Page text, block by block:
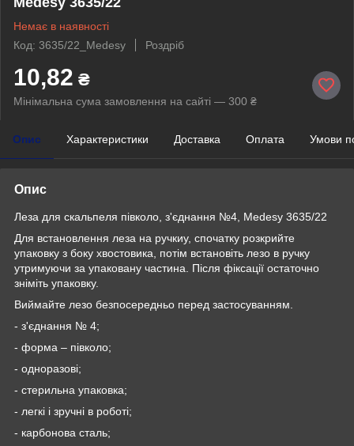
Немає в наявності
Код: 3635/22_Medesy
Роздріб
10,82 ₴
Мінімальна сума замовлення на сайті — 300 ₴
Опис Характеристики Доставка Оплата Умови
Опис
Леза для скальпеля півколо, з'єднання №4, Medesy 3635/22
Для встановлення леза на ручкиу, спочатку розкрийте
упаковку з боку хвостовика, потім встановіть лезо в ручку
утримуючи за упаковану частина. Після фіксації остаточно
зніміть упаковку.
Виймайте лезо безпосередньо перед застосуванням.
- з'єднання № 4;
- форма – півколо;
- одноразові;
- стерильна упаковка;
- легкі і зручні в роботі;
- карбонова сталь;